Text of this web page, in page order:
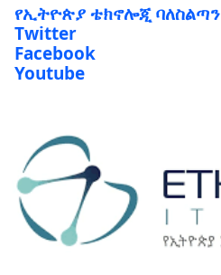
የኢትዮጵያ ቴክኖሎጂ ባለስልጣን
Twitter
Facebook
Youtube